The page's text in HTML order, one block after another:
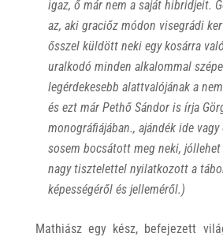
igaz, ő már nem a saját hibridjeit.
az, aki graciőz módon visegrádi
ősszel küldött neki egy kosárra
uralkodó minden alkalommal
legérdekesebb alattvalójának a
és ezt már Pethő Sándor is írja
monográfiájában., ajándék ide vagy
sosem bocsátott meg neki,
nagy tisztelettel nyilatkozott a
képességéről és jelleméről.)
Mathiász egy kész, befejezett